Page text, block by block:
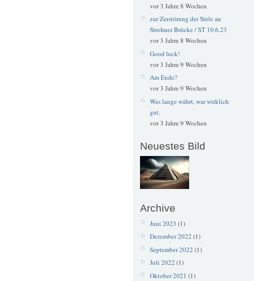
vor 3 Jahre 8 Wochen
zur Zerstörung der Stele an
Strohner Brücke / ST 10.6.23
vor 3 Jahre 8 Wochen
Good luck!
vor 3 Jahre 9 Wochen
Am Ende?
vor 3 Jahre 9 Wochen
Was lange währt, war wirklich
gut.
vor 3 Jahre 9 Wochen
Neuestes Bild
Archive
Juni 2023 (1)
Dezember 2022 (1)
September 2022 (1)
Juli 2022 (1)
Oktober 2021 (1)